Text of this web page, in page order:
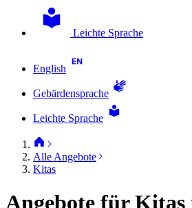
Leichte Sprache
English
Gebärdensprache
Leichte Sprache
Alle Angebote
Kitas
Angebote für Kitas